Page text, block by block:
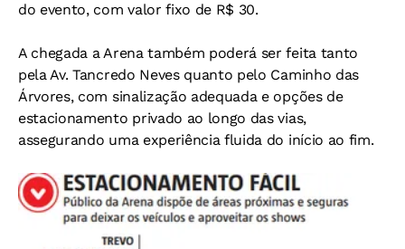
do evento, com valor fixo de R$ 30.
A chegada a Arena também poderá ser feita tanto
pela Av. Tancredo Neves quanto pelo Caminho das
Árvores, com sinalização adequada e opções de
estacionamento privado ao longo das vias,
assegurando uma experiência fluida do início ao fim.